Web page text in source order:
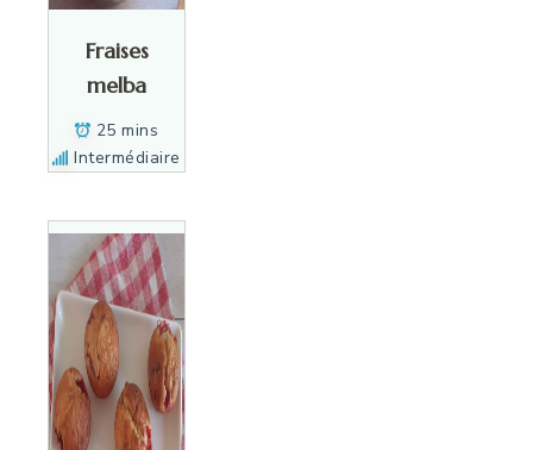
Fraises
melba
25 mins
Intermédiaire